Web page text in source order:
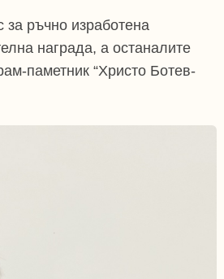
за ръчно изработена
награда, а останалите
паметник “Христо Ботев-